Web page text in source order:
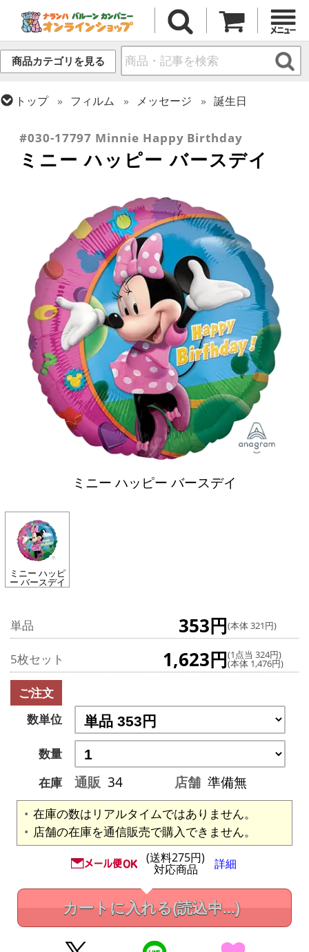
商品カテゴリを見る
トップ フィルム メッセージ
誕生日
#030-17797 Minnie Happy Birthday
ミニー ハッピー バースデイ
ミニー ハッピー バースデイ
ミニー ハッピ
ー バースデイ
単品 353円(本体 321円)
5枚セット 1,623円(1点当 324円)
(本体 1,476円)
ご注文
数単位
数量
在庫
通販 34 店舗 準備無
在庫の数はリアルタイムではありません。
店舗の在庫を通信販売で購入できません。
(送料275円)
対応商品 詳細
カートに入れる(読込中...)